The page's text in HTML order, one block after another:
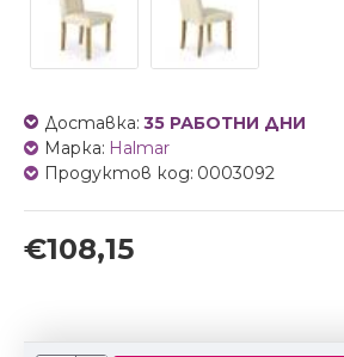
€108,15
Доставка: 35 РАБОТНИ ДНИ
Марка: Halmar
Продуктов код: 0003092